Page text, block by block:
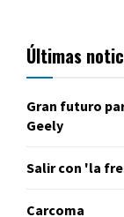
Últimas
Gran futuro
Geely
Salir con 'la
Carcoma